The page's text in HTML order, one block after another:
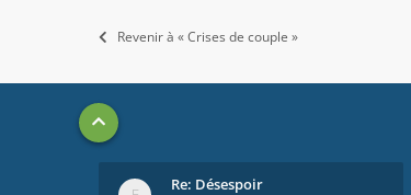
Revenir à « Crises de couple »
Re: Désespoir